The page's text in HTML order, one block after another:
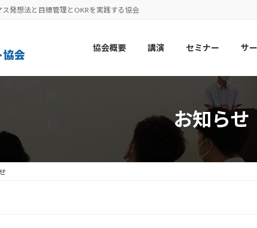
発想法と目標管理とOKRを実践する協会
協会概要 講演 セミナー サ
お知らせ